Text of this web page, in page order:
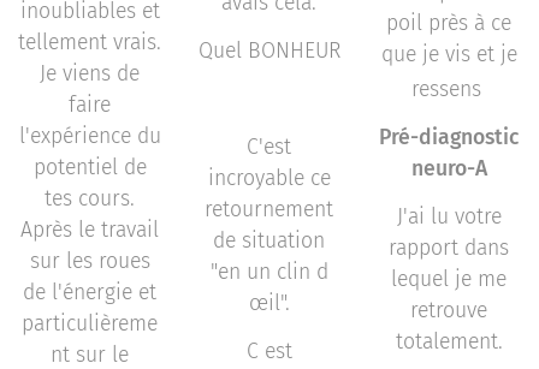
inoubliables et
tellement vrais.
Je viens de
faire
l'expérience du
potentiel de
tes cours.
Après le travail
sur les roues
de l'énergie et
particulièreme
nt sur le
Quel BONHEUR
C'est
incroyable ce
retournement
de situation
"en un clin d
œil".
C est
poil près à ce
que je vis et je
ressens
Pré-diagnostic
neuro-A
J'ai lu votre
rapport dans
lequel je me
retrouve
totalement.